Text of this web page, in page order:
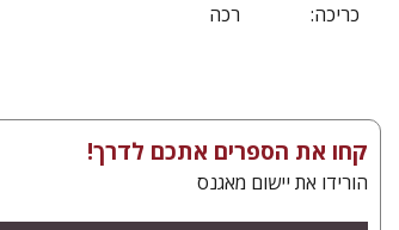
כריכה:
רכה
קחו את הספרים אתכם לדרך!
הורידו את יישום מאגנס